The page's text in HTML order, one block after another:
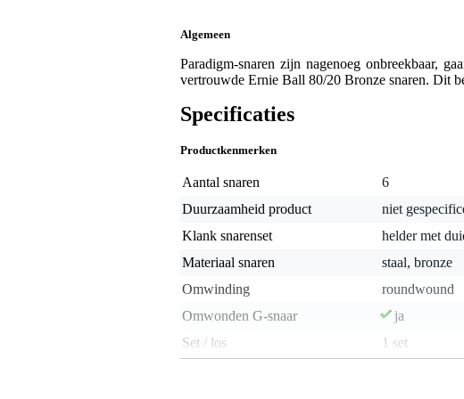
Algemeen
Paradigm-snaren zijn nagenoeg onbreekbaar,
vertrouwde Ernie Ball 80/20 Bronze snaren. Dit
Specificaties
Productkenmerken
Aantal snaren
6
Duurzaamheid product
niet
Klank snarenset
helder met
Materiaal snaren
staal, bronze
Omwinding
roundwound
Omwonden G-snaar
ja
Set / los
1 set
niet van